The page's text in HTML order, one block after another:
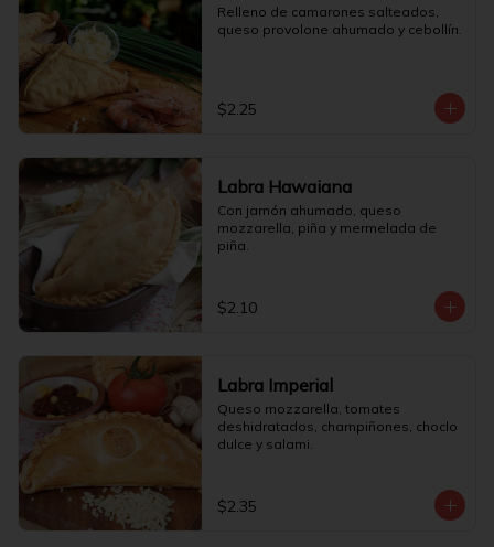
Relleno de camarones salteados,
queso provolone ahumado y cebollín.
$2.25
Labra Hawaiana
Con jamón ahumado, queso
mozzarella, piña y mermelada de
piña.
$2.10
Labra Imperial
Queso mozzarella, tomates
deshidratados, champiñones, choclo
dulce y salami.
$2.35